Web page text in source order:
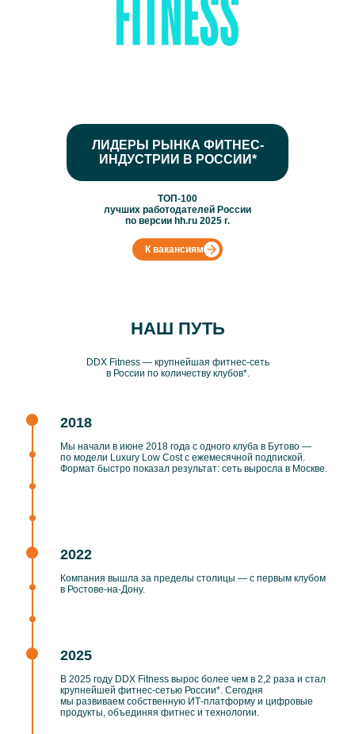
ЛИДЕРЫ РЫНКА ФИТНЕС-
ИНДУСТРИИ В РОССИИ*
ТОП-100
лучших работодателей России
по версии hh.ru 2025 г.
К вакансиям
НАШ ПУТЬ
DDX Fitness — крупнейшая фитнес-сеть
в России по количеству клубов*.
2018
Мы начали в июне 2018 года с одного клуба в Бутово —
по модели Luxury Low Cost с ежемесячной подпиской.
Формат быстро показал результат: сеть выросла в Москве.
2022
Компания вышла за пределы столицы — с первым клубом
в Ростове‑на‑Дону.
2025
В 2025 году DDX Fitness вырос более чем в 2,2 раза и стал
крупнейшей фитнес-сетью России*. Сегодня
мы развиваем собственную ИТ‑платформу и цифровые
продукты, объединяя фитнес и технологии.